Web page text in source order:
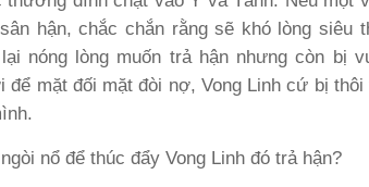
hận, chắc chắn rằng sẽ khó lòng siêu
nóng lòng muốn trả hận nhưng còn bị
để mặt đối mặt đòi nợ, Vong Linh cứ bị
nổ để thúc đẩy Vong Linh đó trả hận?